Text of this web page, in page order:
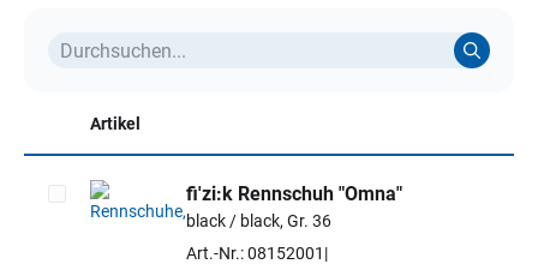
Artikel
Artikel auswählen
fi'zi:k Rennschuh "Omna"
black / black, Gr. 36
Art.-Nr.: 08152001